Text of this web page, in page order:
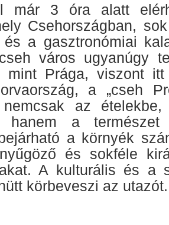
már 3 óra alatt
Csehországban,
a gasztronómiai
város ugyanúgy
mint Prága, viszont
a „cseh
az
hanem a
a környék
és sokféle
A kulturális és a
körbeveszi az utazót.